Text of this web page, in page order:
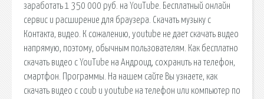
заработать 1 350 000 руб. на YouTube. Бесплатный онлайн
сервис и расширение для браузера. Скачать музыку с
Контакта, видео. К сожалению, youtube не дает скачать видео
напрямую, поэтому, обычным пользователям. Как бесплатно
скачать видео с YouTube на Андроид, сохранить на телефон,
смартфон. Программы. На нашем сайте Вы узнаете, как
скачать видео с coub и youtube на телефон или компьютер по